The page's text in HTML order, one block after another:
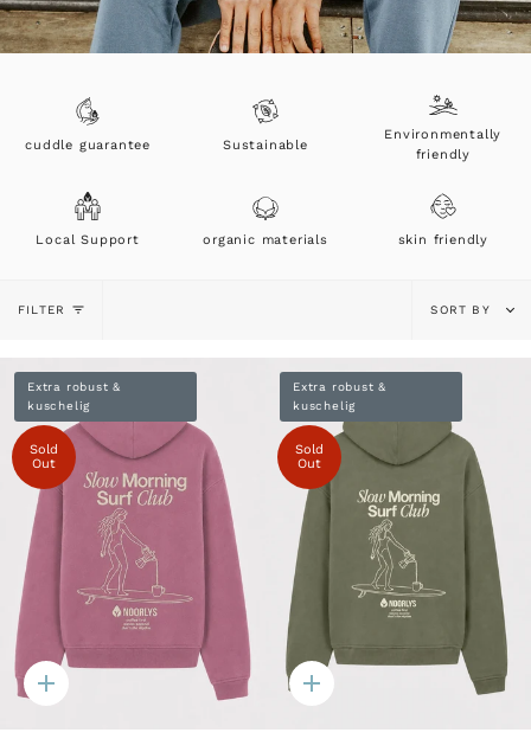
cuddle guarantee Sustainable
Environmentally
friendly
Local Support organic materials skin friendly
FILTER
by
SORT BY
Quick
Extra robust &
kuschelig
Sold
Out
Quick
Extra robust &
kuschelig
Sold
Out